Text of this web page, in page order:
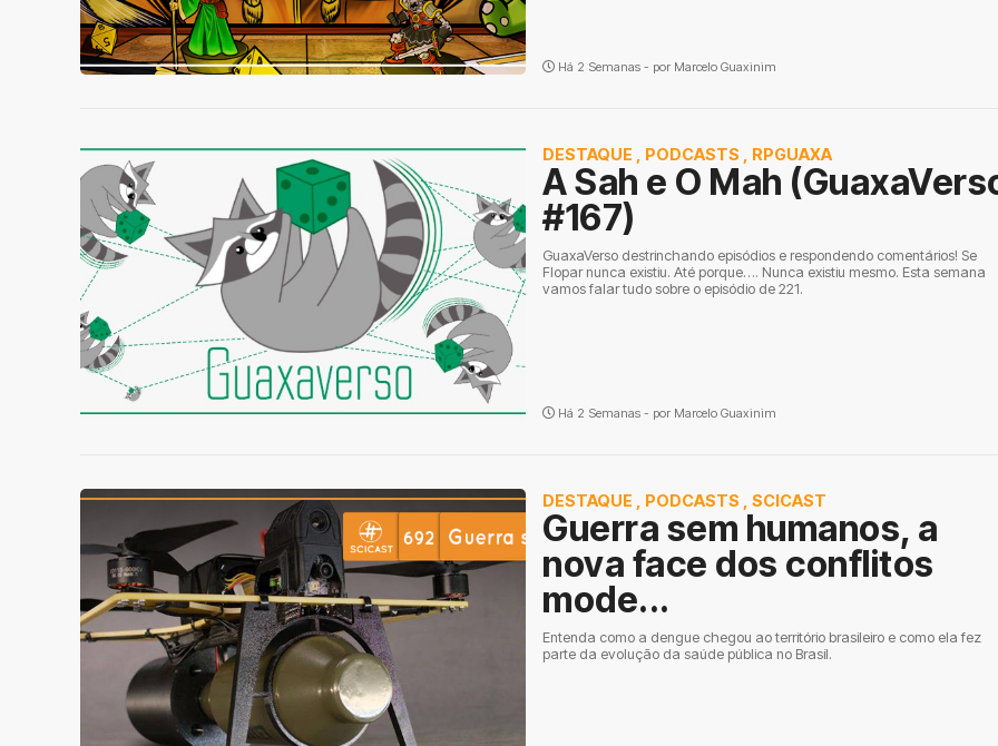
Há 2 Semanas - por Marcelo Guaxinim
DESTAQUE PODCASTS RPGUAXA
A Sah e O Mah
#167)
GuaxaVerso destrinchando episódios e respondendo comentários! Se
Flopar nunca existiu. Até porque…. Nunca existiu mesmo. Esta semana
vamos falar tudo sobre o episódio de 221.
Há 2 Semanas - por Marcelo Guaxinim
DESTAQUE PODCASTS SCICAST
Guerra sem humanos, a
nova face dos conflitos
mode...
Entenda como a dengue chegou ao território brasileiro e como ela fez
parte da evolução da saúde pública no Brasil.